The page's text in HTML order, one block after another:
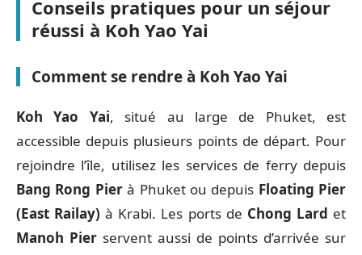
Conseils pratiques pour un séjour
réussi à Koh Yao Yai
Comment se rendre à Koh Yao Yai
Koh Yao Yai, situé au large de Phuket, est
accessible depuis plusieurs points de départ. Pour
rejoindre l’île, utilisez les services de ferry depuis
Bang Rong Pierà Phuket ou depuis Floating Pier
(East Railay) à Krabi. Les ports de Chong Lard et
Manoh Pier servent aussi de points d’arrivée sur